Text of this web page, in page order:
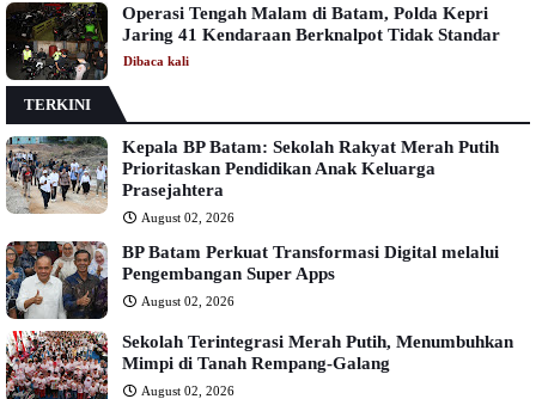
Operasi Tengah Malam di Batam, Polda Kepri
Jaring 41 Kendaraan Berknalpot Tidak Standar
Dibaca kali
TERKINI
Kepala BP Batam: Sekolah Rakyat Merah Putih
Prioritaskan Pendidikan Anak Keluarga
Prasejahtera
August 02, 2026
BP Batam Perkuat Transformasi Digital melalui
Pengembangan Super Apps
August 02, 2026
Sekolah Terintegrasi Merah Putih, Menumbuhkan
Mimpi di Tanah Rempang-Galang
August 02, 2026